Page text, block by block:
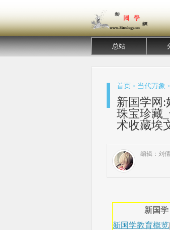
总站
首页 > 当代万象 >
新国学网:
珠宝珍藏
术收藏埃
编辑：刘
新国学
新国学教育概览|